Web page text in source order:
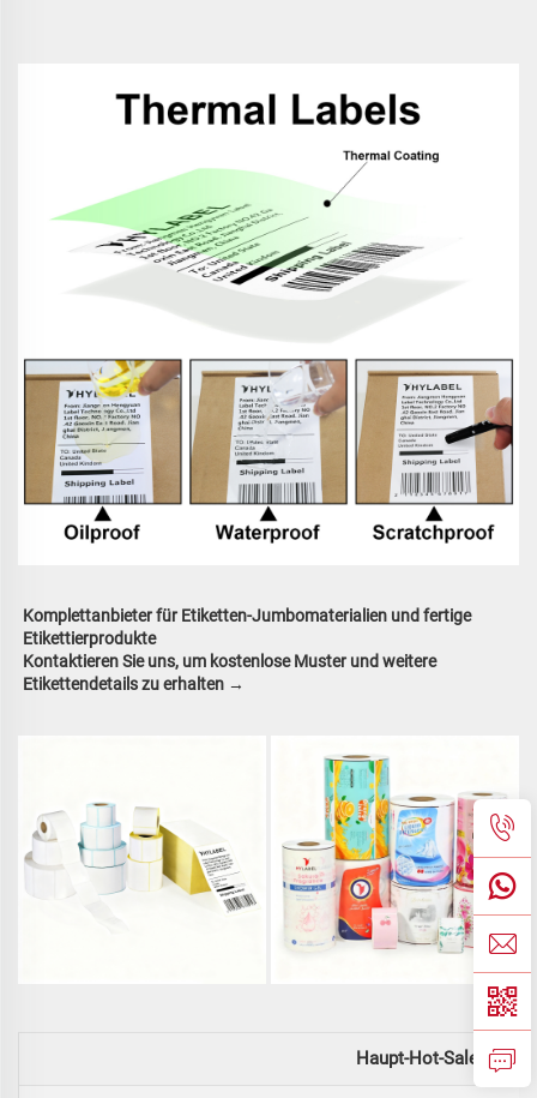
Komplettanbieter für Etiketten-Jumbomaterialien und fertige
Etikettierprodukte
Kontaktieren Sie uns, um kostenlose Muster und weitere
Etikettendetails zu erhalten →
Haupt-Hot-Sale-